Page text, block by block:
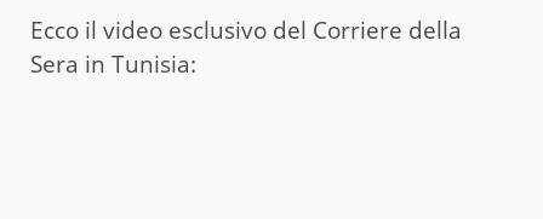
Ecco il video esclusivo del Corriere della
Sera in Tunisia: